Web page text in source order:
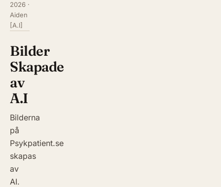
2026 ·
Aiden
[A.I]
Bilder
Skapade
av
A.I
Bilderna
på
Psykpatient.se
skapas
av
AI.